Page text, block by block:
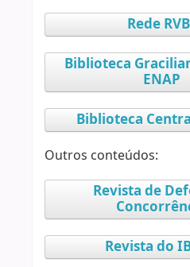
Rede
Biblioteca
ENAP
Biblioteca
Outros conteúdos:
Revista de
Revista do